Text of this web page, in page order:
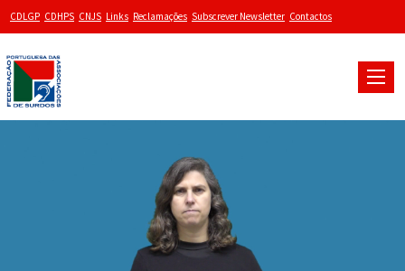
CDLGP CDHPS CNJS Links Reclamações Subscrever Newsletter Contactos
Toggle